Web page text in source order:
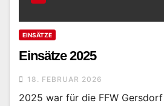
EINSÄTZE
Einsätze 2025
18. FEBRUAR 2026
2025 war für die FFW